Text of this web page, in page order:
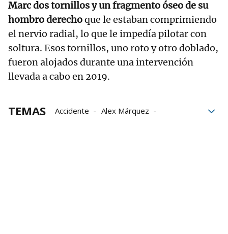
Marc dos tornillos y un fragmento óseo de su
hombro derechoque le estaban comprimiendo
el nervio radial, lo que le impedía pilotar con
soltura. Esos tornillos, uno roto y otro doblado,
fueron alojados durante una intervención
llevada a cabo en 2019.
TEMAS Accidente
Alex Márquez